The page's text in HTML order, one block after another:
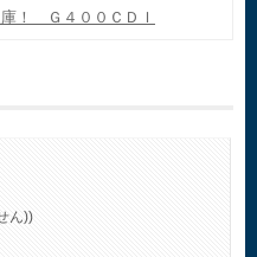
！ Ｇ４００ＣＤＩ
ん))